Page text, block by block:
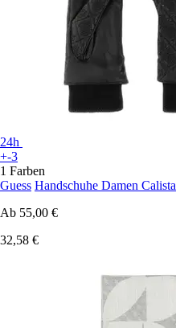
24h
+-3
1 Farben
Guess Handschuhe Damen Calista
Ab 55,00 €
32,58 €